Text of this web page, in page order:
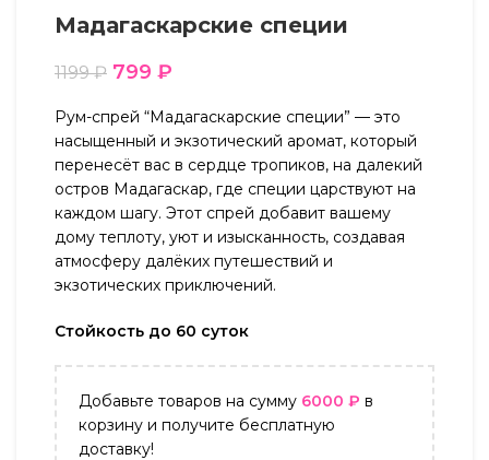
Мадагаскарские специи
1199₽ 799 ₽
Рум-спрей “Мадагаскарские специи” — это
насыщенный и экзотический аромат, который
перенесёт вас в сердце тропиков, на далекий
остров Мадагаскар, где специи царствуют на
каждом шагу. Этот спрей добавит вашему
дому теплоту, уют и изысканность, создавая
атмосферу далёких путешествий и
экзотических приключений.
Стойкость до 60 суток
Добавьте товаров на сумму 6000 ₽ в
корзину и получите бесплатную
доставку!